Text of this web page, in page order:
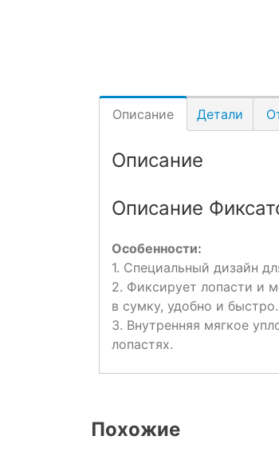
Описание Детали
Описание
Описание
Особенности:
1. Специальный дизайн
2. Фиксирует лопасти и
в сумку, удобно и быстро.
3. Внутренняя мягкое
лопастях.
Похожие